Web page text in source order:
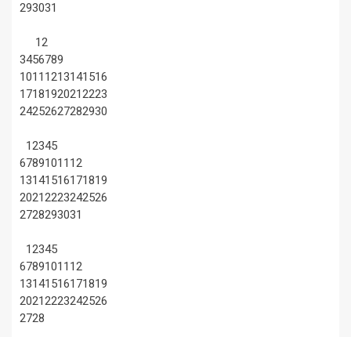
293031
12
3456789
1011 1213141516
17181920212223
24252627282930
12345
67891011 12
13141516171819
20212223242526
2728293031
12345
67891011 12
13141516171819
20212223242526
2728